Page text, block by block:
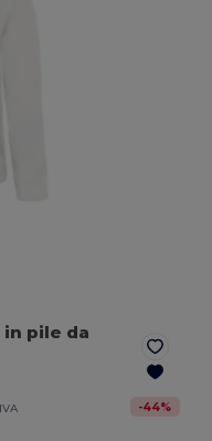
in pile da
-44%